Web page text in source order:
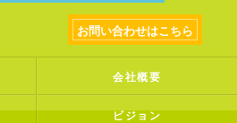
お問い合わせはこちら
会社概要
ビジョン